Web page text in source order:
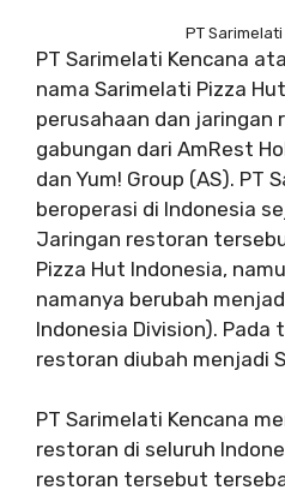
PT
PT Sarimelati Kencana
nama Sarimelati Pizza
perusahaan dan jaringan
gabungan dari AmRest
dan Yum! Group (AS). PT
beroperasi di Indonesia
Jaringan restoran
Pizza Hut Indonesia,
namanya berubah
Indonesia Division). Pada
restoran diubah menjadi
PT Sarimelati Kencana
restoran di seluruh
restoran tersebut